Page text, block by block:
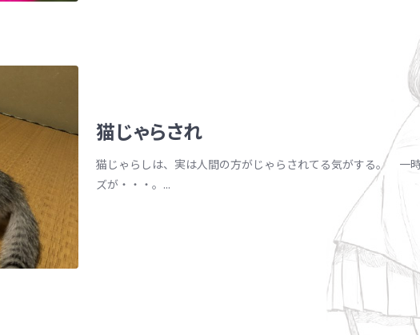
猫じゃらされ
猫じゃらしは、実は人間の方がじゃらされてる気がする。 一
ズが・・・。...